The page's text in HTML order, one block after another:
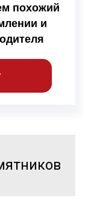
похожий
и